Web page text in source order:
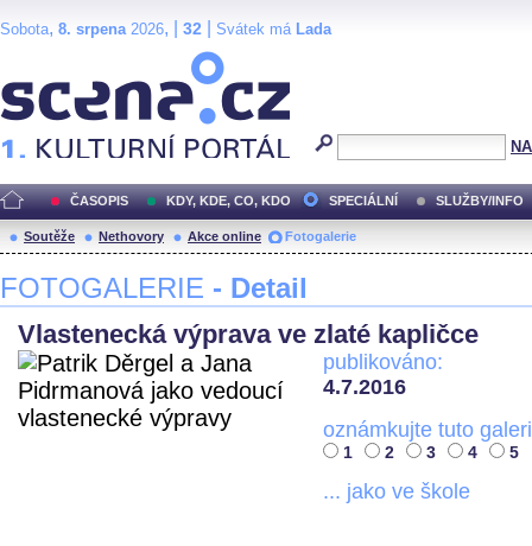
Sobota, 8. srpena2026, | 32 Svátek má Lada
ČASOPIS KDY, KDE, CO, KDO SPECIÁLNÍ SLUŽBY/INFO
Soutěže Nethovory Akce online Fotogalerie
FOTOGALERIE - Detail
Vlastenecká výprava ve zlaté kapličce
publikováno:
4.7.2016
oznámkujte tuto
1 2 3 4 5
... jako ve škole